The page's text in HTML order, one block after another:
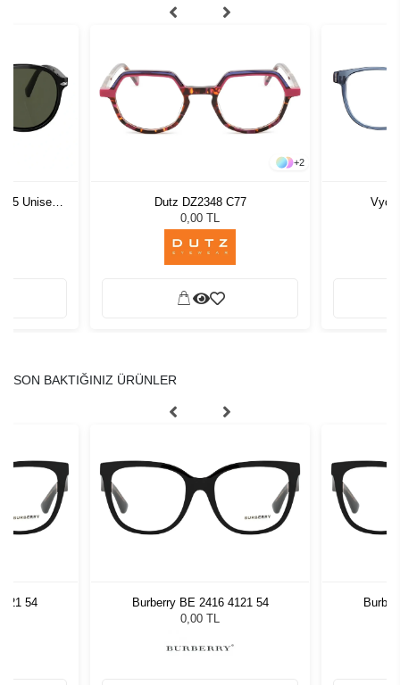
55 Unisex
+2
Dutz DZ2348 C77
0,00 TL
SON BAKTIĞINIZ ÜRÜNLER
54
Burberry BE 2416 4121 54
0,00 TL